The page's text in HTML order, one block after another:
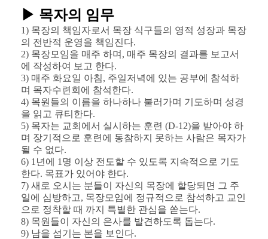
▶ 목자의 임무
1) 목장의 책임자로서 목장 식구들의 영적 성장과 목장
의 전반적 운영을 책임진다.
2) 목장모임을 매주 하며, 매주 목장의 결과를 보고서
에 작성하여 보고 한다.
3) 매주 화요일 아침, 주일저녁에 있는 공부에 참석하
며 목자수련회에 참석한다.
4) 목원들의 이름을 하나하나 불러가며 기도하며 성경
을 읽고 큐티한다.
5) 목자는 교회에서 실시하는 훈련 (D-12)을 받아야 하
며 장기적으로 훈련에 동참하지 못하는 사람은 목자가
될 수 없다.
6) 1년에 1명 이상 전도할 수 있도록 지속적으로 기도
한다. 목표가 있어야 한다.
7) 새로 오시는 분들이 자신의 목장에 할당되면 그 주
일에 심방하고, 목장모임에 정규적으로 참석하고 교인
으로 정착할 때 까지 특별한 관심을 쏟는다.
8) 목원들이 자신의 은사를 발견하도록 돕는다.
9) 남을 섬기는 본을 보인다.